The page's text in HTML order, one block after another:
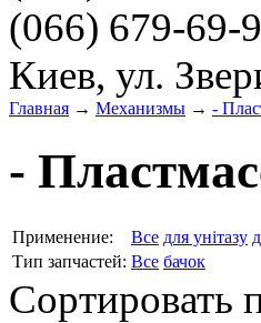
(066) 679-69-
Киев, ул.
Главная → Механизмы → -
-
Применение: Все для унітазу
Тип запчастей: Все бачок
Сортировать